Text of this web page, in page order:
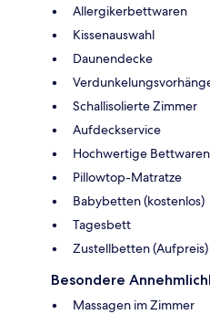
Allergikerbettwaren
Kissenauswahl
Daunendecke
Schallisolierte Zimmer
Aufdeckservice
Hochwertige Bettwaren
Pillowtop-Matratze
Babybetten (kostenlos)
Tagesbett
Zustellbetten (Aufpreis)
Besondere
Massagen im Zimmer